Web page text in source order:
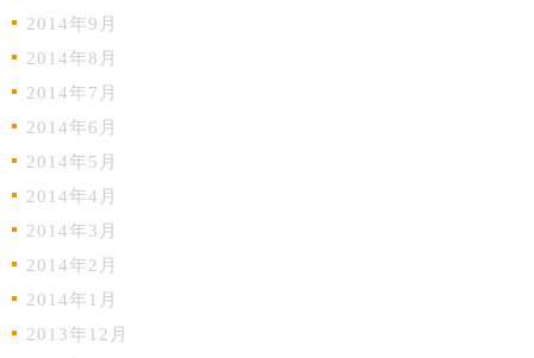
2014年9月
2014年8月
2014年7月
2014年6月
2014年5月
2014年4月
2014年3月
2014年2月
2014年1月
2013年12月